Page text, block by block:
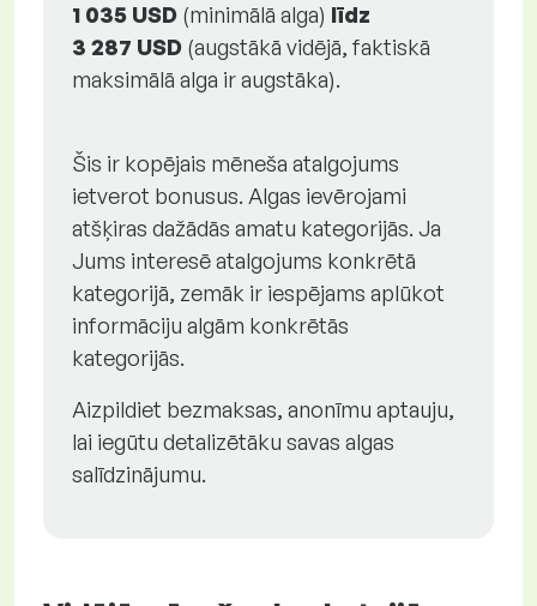
1 035 USD (minimālā alga) līdz
3 287 USD (augstākā vidējā, faktiskā
maksimālā alga ir augstāka).
Šis ir kopējais mēneša atalgojums
ietverot bonusus. Algas ievērojami
atšķiras dažādās amatu kategorijās. Ja
Jums interesē atalgojums konkrētā
kategorijā, zemāk ir iespējams aplūkot
informāciju algām konkrētās
kategorijās.
Aizpildiet bezmaksas, anonīmu aptauju,
lai iegūtu detalizētāku savas algas
salīdzinājumu.